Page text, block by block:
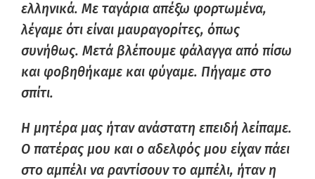
ελληνικά. Με ταγάρια απέξω φορτωμένα,
λέγαμε ότι είναι μαυραγορίτες, όπως
συνήθως. Μετά βλέπουμε φάλαγγα από πίσω
και φοβηθήκαμε και φύγαμε. Πήγαμε στο
σπίτι.
Η μητέρα μας ήταν ανάστατη επειδή λείπαμε.
Ο πατέρας μου και ο αδελφός μου είχαν πάει
στο αμπέλι να ραντίσουν το αμπέλι, ήταν η